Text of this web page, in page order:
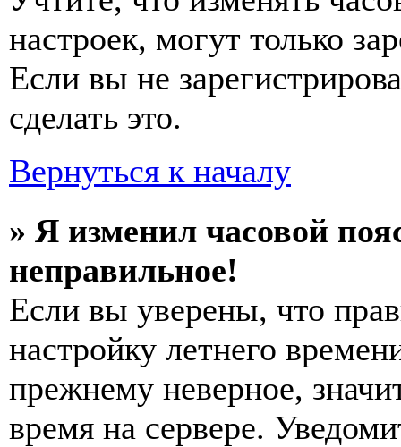
настроек, могут только
Если вы не
сделать это.
Вернуться к началу
» Я изменил часовой
неправильное!
Если вы уверены, что
настройку летнего
прежнему неверное,
время на сервере.